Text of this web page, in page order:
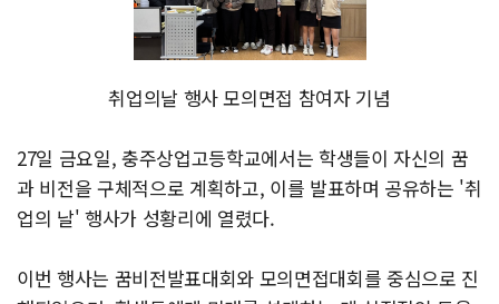
취업의날 행사 모의면접 참여자 기념
27일 금요일, 충주상업고등학교에서는 학생들이 자신의 꿈
과 비전을 구체적으로 계획하고, 이를 발표하며 공유하는 '취
업의 날' 행사가 성황리에 열렸다.
이번 행사는 꿈비전발표대회와 모의면접대회를 중심으로 진